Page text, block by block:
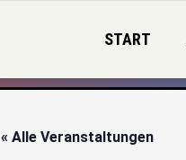
START
« Alle Veranstaltungen